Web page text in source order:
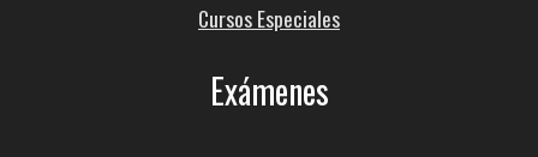
Cursos Especiales
Exámenes